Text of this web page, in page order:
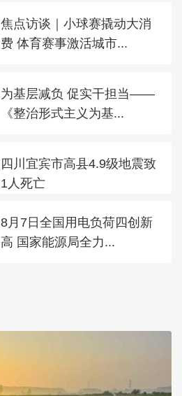
焦点访谈｜小球赛撬动大消
费 体育赛事激活城市...
为基层减负 促实干担当——
《整治形式主义为基...
四川宜宾市高县4.9级地震致
1人死亡
8月7日全国用电负荷四创新
高 国家能源局全力...